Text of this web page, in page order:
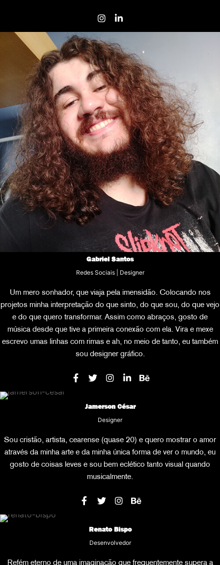
Gabriel Santos
Redes Sociais | Designer
Um mero sonhador, que viaja pela imensidão. Colocando nos
projetos minha interpretação do que sinto, do que sou, do que vejo
e do que quero transformar. Assim como abraços, gosto de
música desde que tive a primeira conexão com ela. Vira e mexe
escrevo umas linhas com rimas e ah, no meio de tanto, eu também
sou designer gráfico.
Jamerson César
Designer
Sou cristão, artista, cearense (quase 20) e quero mostrar o amor
através da minha arte e da minha única forma de ver o mundo, eu
gosto de coisas leves e sou bem eclético tanto visual quando
musicalmente.
Renato Bispo
Desenvolvedor
Refém eterno de uma imaginação que frequentemente supera a